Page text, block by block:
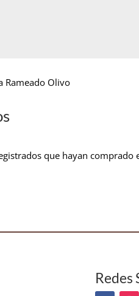
Rameado Olivo
que hayan
Redes